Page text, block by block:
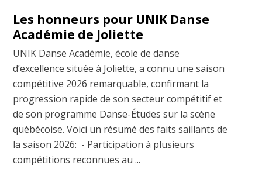
Les honneurs pour UNIK Danse
Académie de Joliette
UNIK Danse Académie, école de danse
d’excellence située à Joliette, a connu une saison
compétitive 2026 remarquable, confirmant la
progression rapide de son secteur compétitif et
de son programme Danse-Études sur la scène
québécoise. Voici un résumé des faits saillants de
la saison 2026: - Participation à plusieurs
compétitions reconnues au ...